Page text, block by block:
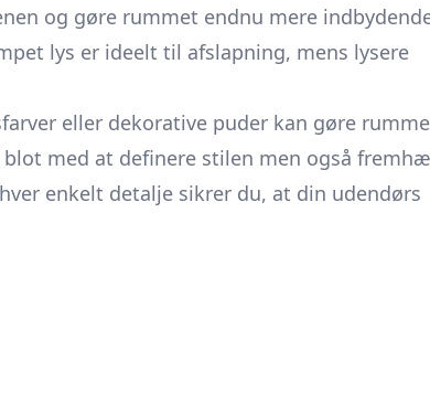
og gøre rummet endnu mere
lys er ideelt til afslapning, mens lysere
eller dekorative puder kan gøre
med at definere stilen men også
enkelt detalje sikrer du, at din udendørs